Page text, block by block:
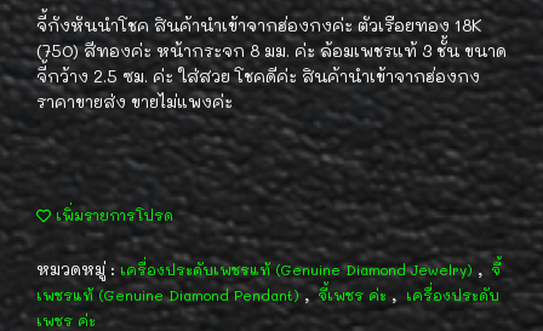
จี้กังหันนำโชค สินค้านำเข้าจากฮ่องกงค่ะ ตัวเรือยทอง 18K
(750) สีทองค่ะ หน้ากระจก 8 มม. ค่ะ ล้อมเพชรแท้ 3 ชั้น ขนาด
จี้กว้าง 2.5 ซม. ค่ะ ใส่สวย โชคดีค่ะ สินค้านำเข้าจากฮ่องกง
ราคาขายส่ง ขายไม่แพงค่ะ
เพิ่มรายการโปรด
หมวดหมู่ : เครื่องประดับเพชรแท้ (Genuine Diamond Jewelry) , จี้
เพชรแท้ (Genuine Diamond Pendant) , จี้เพชร ค่ะ , เครื่องประดับ
เพชร ค่ะ